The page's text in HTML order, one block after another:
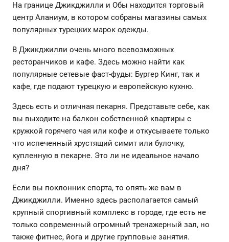
На границе Джикджилли и Обы находится торговый
центр Аланиум, в котором собраны магазины самых
популярных турецких марок одежды.
В Джикджилли очень много всевозможных
ресторанчиков и кафе. Здесь можно найти как
популярные сетевые фаст-фуды: Бургер Кинг, так и
кафе, где подают турецкую и европейскую кухню.
Здесь есть и отличная пекарня. Представьте себе, как
вы выходите на балкон собственной квартиры с
кружкой горячего чая или кофе и откусываете только
что испеченный хрустящий симит или булочку,
купленную в пекарне. Это ли не идеальное начало
дня?
Если вы поклонник спорта, то опять же вам в
Джикджилли. Именно здесь располагается самый
крупный спортивный комплекс в городе, где есть не
только современный огромный тренажерный зал, но
также фитнес, йога и другие групповые занятия.